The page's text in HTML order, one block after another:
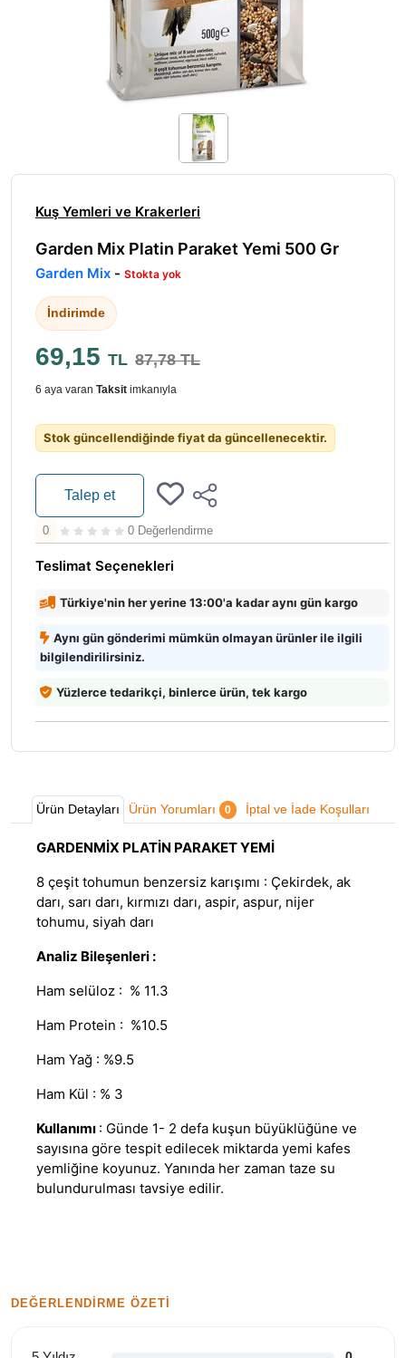
Kuş Yemleri ve Krakerleri
Garden Mix Platin Paraket Yemi 500 Gr
Garden Mix - Stokta yok
İndirimde
69,15 TL 87,78 TL
6 aya varan Taksit imkanıyla
Stok güncellendiğinde fiyat da güncellenecektir.
Talep et
0 0 Değerlendirme
Teslimat Seçenekleri
Türkiye'nin her yerine 13:00'a kadar aynı gün kargo
Aynı gün gönderimi mümkün olmayan ürünler ile ilgili
bilgilendirilirsiniz.
Yüzlerce tedarikçi, binlerce ürün, tek kargo
Ürün Detayları Ürün Yorumları 0 İptal ve İade Koşulları
GARDENMİX PLATİN PARAKET YEMİ
8 çeşit tohumun benzersiz karışımı : Çekirdek, ak
darı, sarı darı, kırmızı darı, aspir, aspur, nijer
tohumu, siyah darı
Analiz Bileşenleri :
Ham selüloz : % 11.3
Ham Protein : %10.5
Ham Yağ : %9.5
Ham Kül : % 3
Kullanımı : Günde 1- 2 defa kuşun büyüklüğüne ve
sayısına göre tespit edilecek miktarda yemi kafes
yemliğine koyunuz. Yanında her zaman taze su
bulundurulması tavsiye edilir.
DEĞERLENDIRME ÖZETI